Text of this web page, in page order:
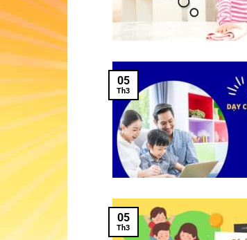
05
Th3
05
Th3